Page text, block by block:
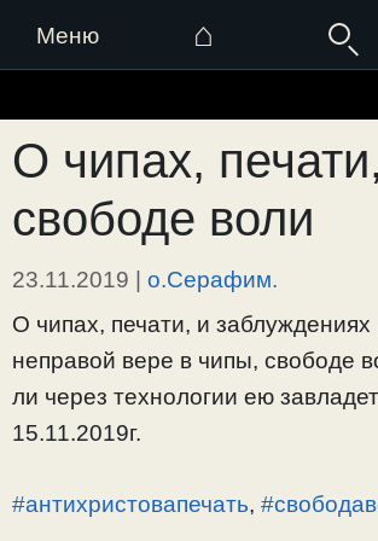
Меню ⌂
к
содержимому
О чипах,
свободе воли
23.11.2019 | о.Серафим.
О чипах, печати, и
неправой вере в чипы, свободе
ли через технологии ею
15.11.2019г.
#антихристовапечать,